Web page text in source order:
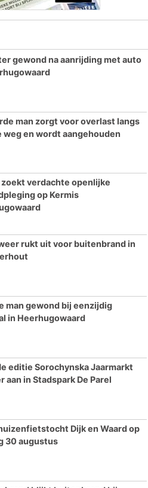
gewond na aanrijding met auto
man zorgt voor overlast langs
weg en wordt aangehouden
verdachte openlijke
op Kermis
rukt uit voor buitenbrand in
man gewond bij eenzijdig
in Heerhugowaard
editie Sorochynska Jaarmarkt
aan in Stadspark De Parel
Dijk en Waard op
30 augustus